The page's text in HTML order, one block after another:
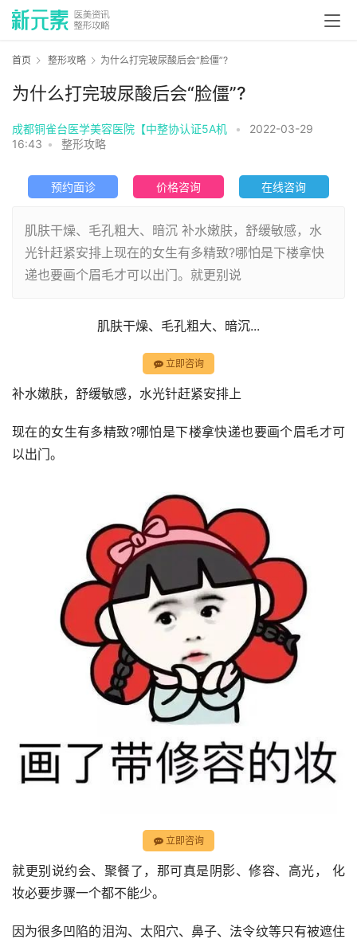
首页 整形攻略 为什么打完玻尿酸后会“脸僵”?
为什么打完玻尿酸后会“脸僵”?
成都铜雀台医学美容医院【中整协认证5A机 •
2022-03-29
16:43 • 整形攻略
预约面诊 价格咨询 在线咨询
肌肤干燥、毛孔粗大、暗沉 补水嫩肤，舒缓敏感，水
光针赶紧安排上现在的女生有多精致?哪怕是下楼拿快
递也要画个眉毛才可以出门。就更别说
肌肤干燥、毛孔粗大、暗沉...
立即咨询
补水嫩肤，舒缓敏感，水光针赶紧安排上
现在的女生有多精致?哪怕是下楼拿快递也要画个眉毛才可
以出门。
立即咨询
就更别说约会、聚餐了，那可真是阴影、修容、高光， 化
妆必要步骤一个都不能少。
因为很多凹陷的泪沟、太阳穴、鼻子、法令纹等只有被遮住